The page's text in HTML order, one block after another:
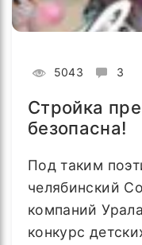
5043 3
Стройка
безопасна!
Под таким
челябинский
компаний
конкурс